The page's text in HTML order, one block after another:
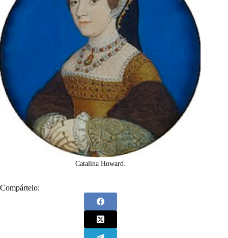
Catalina Howard.
Compártelo: